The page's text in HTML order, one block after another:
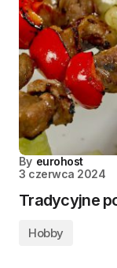
By eurohost
3 czerwca 2024
Tradycyjne
Hobby